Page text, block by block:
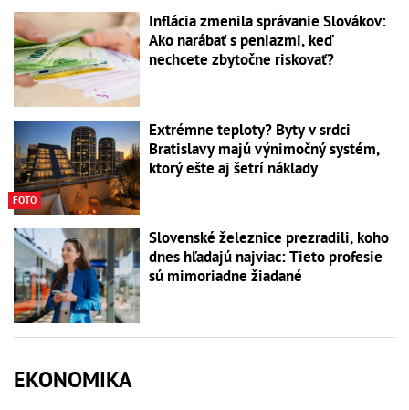
Inflácia zmenila správanie Slovákov:
Ako narábať s peniazmi, keď
nechcete zbytočne riskovať?
FOTO
Extrémne teploty? Byty v srdci
Bratislavy majú výnimočný systém,
ktorý ešte aj šetrí náklady
Slovenské železnice prezradili, koho
dnes hľadajú najviac: Tieto profesie
sú mimoriadne žiadané
EKONOMIKA